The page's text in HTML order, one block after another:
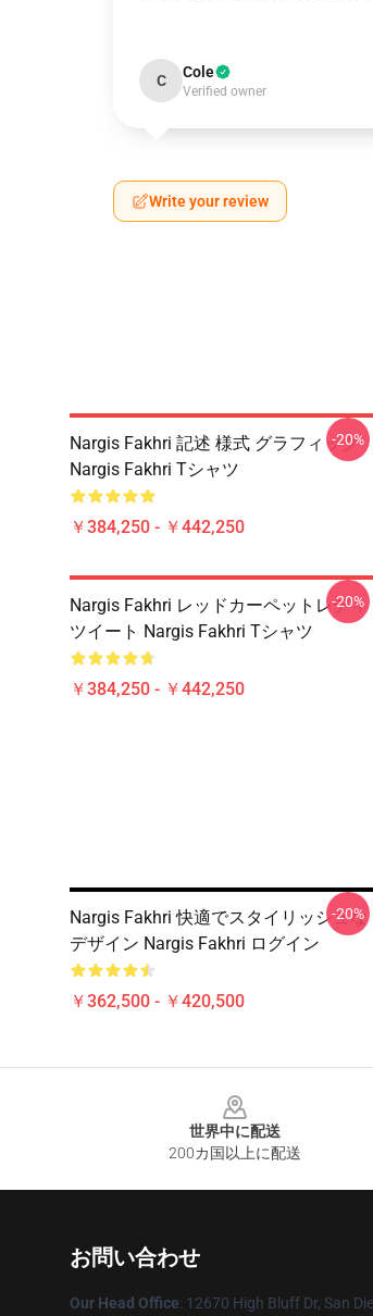
C Cole
Verified owner
Write your review
Nargis Fakhri 記述 様式 グラフィック
Nargis Fakhri Tシャツ
￥384,250 - ￥442,250
-20%
Nargis Fakhri レッドカーペットレディ
ツイート Nargis Fakhri Tシャツ
￥384,250 - ￥442,250
-20%
Nargis Fakhri 快適でスタイリッシュな
デザイン Nargis Fakhri ログイン
￥362,500 - ￥420,500
-20%
世界中に配送
200カ国以上に配送
お問い合わせ
Our Head Office: 12670 High Bluff Dr, San